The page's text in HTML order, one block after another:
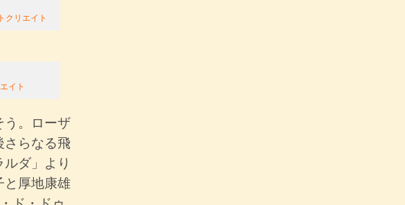
リエイト
イト
う。ローザ
さらなる飛
ダ」より
と厚地康雄